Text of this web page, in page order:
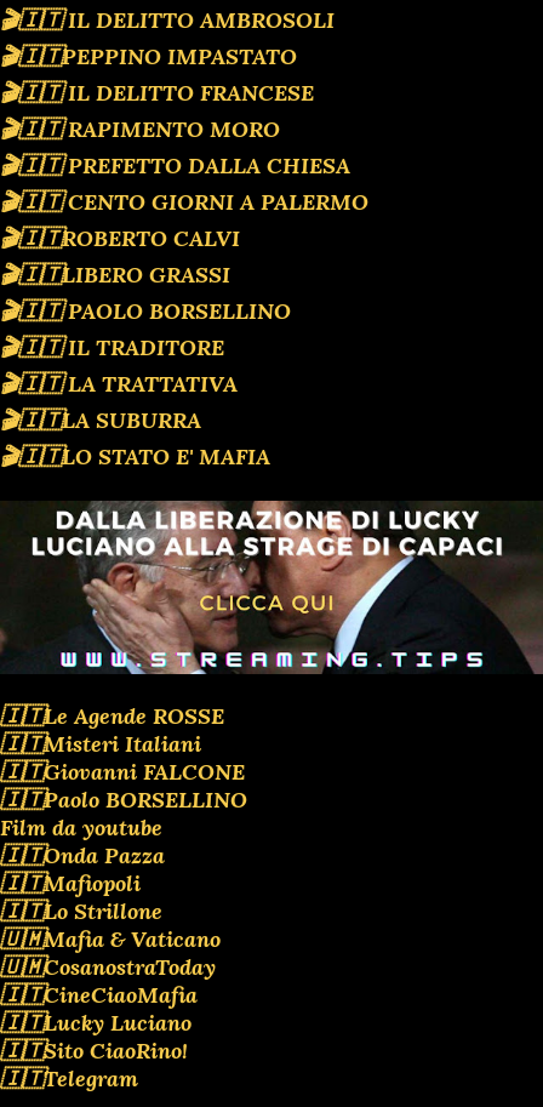
🎬🇮🇹 IL DELITTO AMBROSOLI
🎬🇮🇹PEPPINO IMPASTATO
🎬🇮🇹 IL DELITTO FRANCESE
🎬🇮🇹 RAPIMENTO MORO
🎬🇮🇹 PREFETTO DALLA CHIESA
🎬🇮🇹 CENTO GIORNI A PALERMO
🎬🇮🇹ROBERTO CALVI
🎬🇮🇹LIBERO GRASSI
🎬🇮🇹 PAOLO BORSELLINO
🎬🇮🇹 IL TRADITORE
🎬🇮🇹 LA TRATTATIVA
🎬🇮🇹LA SUBURRA
🎬🇮🇹LO STATO E' MAFIA
🇮🇹Le Agende ROSSE
🇮🇹Misteri Italiani
🇮🇹Giovanni FALCONE
🇮🇹Paolo BORSELLINO
Film da youtube
🇮🇹Onda Pazza
🇮🇹Mafiopoli
🇮🇹Lo Strillone
🇺🇲Mafia & Vaticano
🇺🇲CosanostraToday
🇮🇹CineCiaoMafia
🇮🇹Lucky Luciano
🇮🇹Sito CiaoRino!
🇮🇹Telegram